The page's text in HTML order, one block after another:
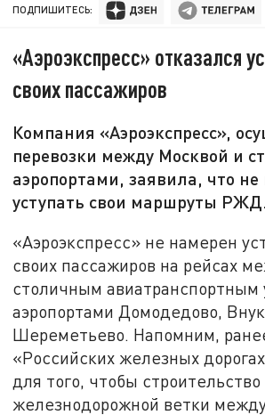
ПОДПИШИТЕСЬ:
«Аэроэкспресс» отказался
своих пассажиров
Компания «Аэроэкспресс»,
перевозки между Москвой и
аэропортами, заявила, что
уступать свои маршруты РЖД.
«Аэроэкспресс» не намерен
своих пассажиров на рейсах
столичным авиатранспортным
аэропортами Домодедово,
Шереметьево. Напомним,
«Российских железных
для того, чтобы строительство
железнодорожной ветки